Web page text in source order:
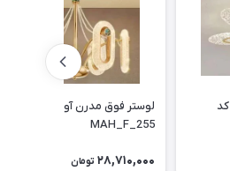
لوستر فوق مدرن سقفی کد
MAH_F_255
28,710,000 تومان